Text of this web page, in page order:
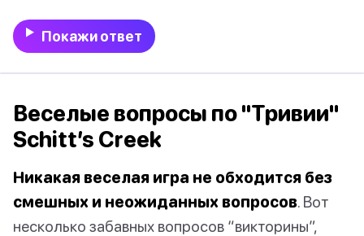
Покажи ответ
Веселые вопросы по "Тривии"
Schitt’s Creek
Никакая веселая игра не обходится без
смешных и неожиданных вопросов. Вот
несколько забавных вопросов “викторины”,